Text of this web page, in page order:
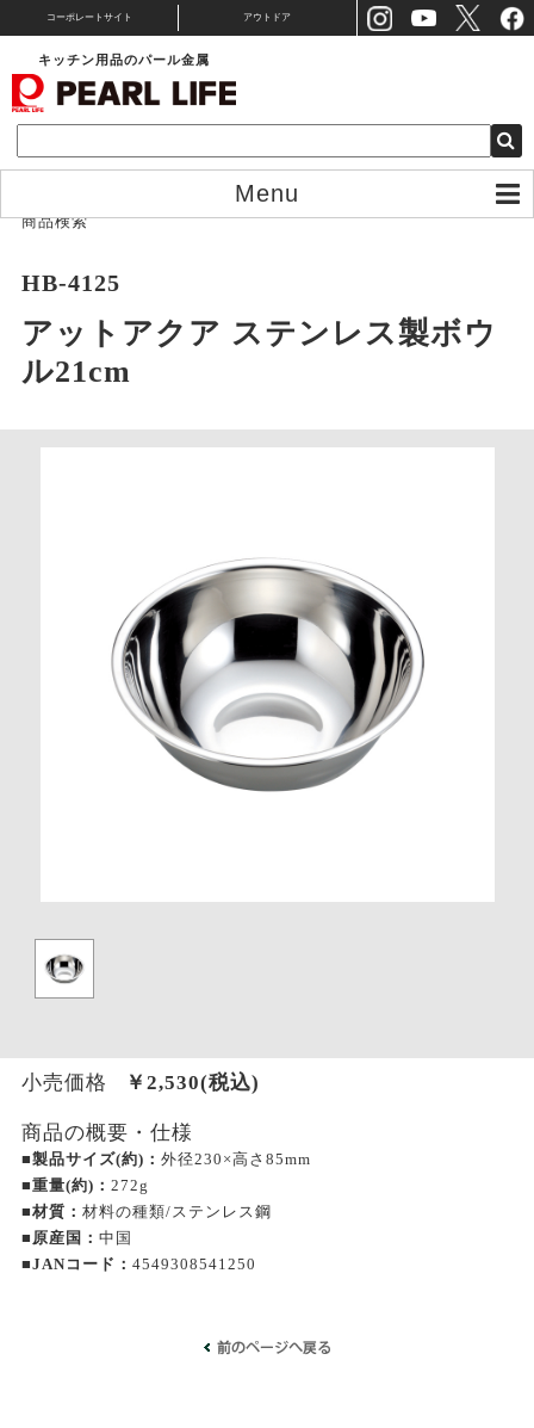
コーポレートサイト アウトドア
キッチン用品のパール金属
Menu
商品検索
HB-4125
アットアクア ステンレス製ボウ
ル21cm
小売価格 ￥ 2,530(税込)
商品の概要・仕様
■製品サイズ(約)： 外径230×高さ85mm
■重量(約)： 272g
■材質： 材料の種類/ステンレス鋼
■原産国： 中国
■JANコード： 4549308541250